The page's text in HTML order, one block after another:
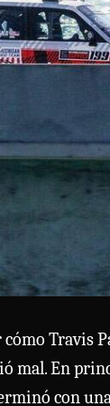
Travis
mal. En
con